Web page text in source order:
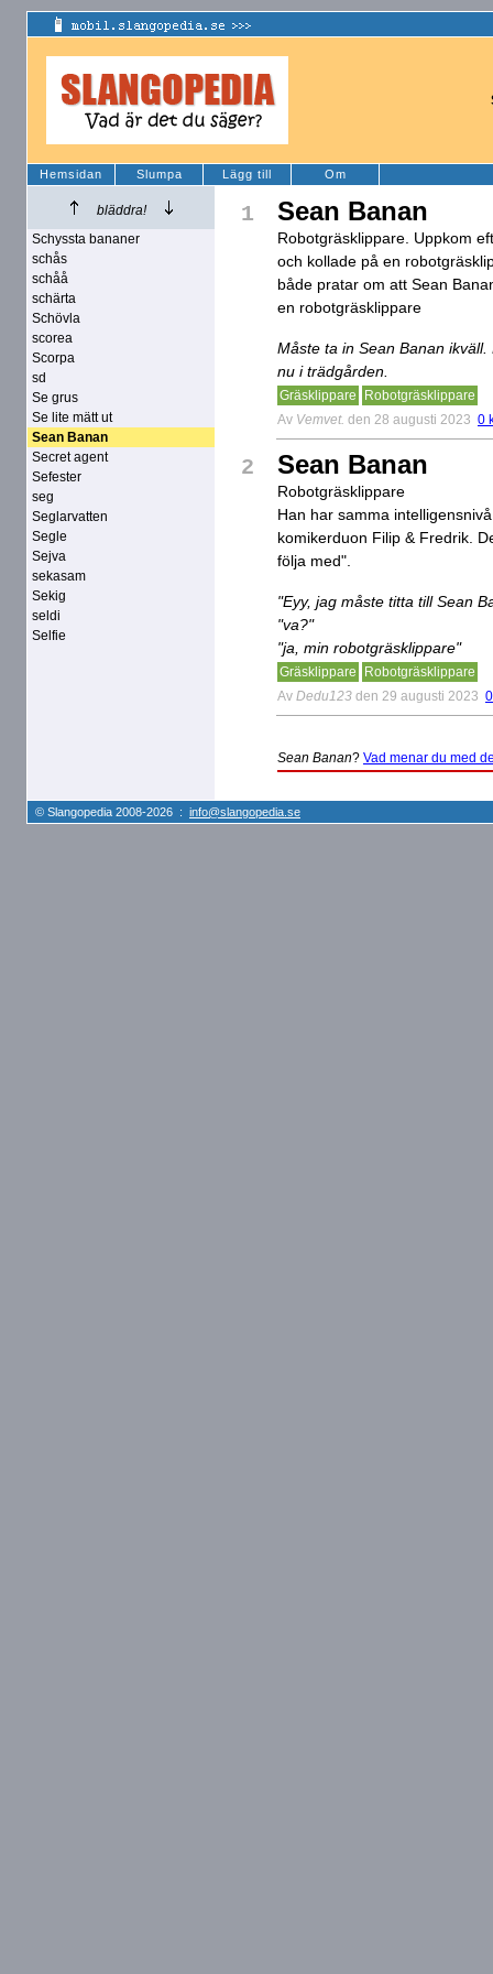
Hemsidan Slumpa Lägg till Om
bläddra!
Schyssta bananer
schås
schåå
schärta
Schövla
scorea
Scorpa
sd
Se grus
Se lite mätt ut
Sean Banan
Secret agent
Sefester
seg
Seglarvatten
Segle
Sejva
sekasam
Sekig
seldi
Selfie
1 Sean Banan
Robotgräsklippare. Uppkom
och kollade på en
både pratar om att Sean
en robotgräsklippare
Måste ta in Sean Banan
nu i trädgården.
Gräsklippare
Robotgräsklippare
Av Vemvet. den 28 augusti 2023 0
2 Sean Banan
Robotgräsklippare
Han har samma
komikerduon Filip & Fredrik.
följa med".
"Eyy, jag måste titta till Sean
"va?"
"ja, min robotgräsklippare"
Gräsklippare
Robotgräsklippare
Av Dedu123 den 29 augusti 2023
Sean Banan? Vad menar du med
© Slangopedia 2008-2026 : info@slangopedia.se